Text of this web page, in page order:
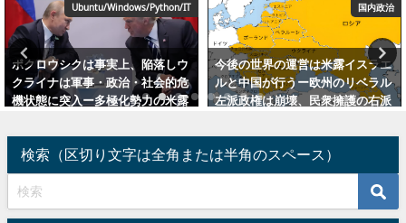
IT
しウ
的危
米露
国内政治
今後の世界の運営は米露イスラエ
ルと中国が行うー欧州のリベラル
左派政権は崩壊、民衆擁護の右派
模で左派追放・右派躍進へ）
2025年9月20日
プーチン大統領、「特殊
戦」から「戦争」へ移行
21日、30万人予備役の投
検索（区切り文字は全角または半角のスペース）